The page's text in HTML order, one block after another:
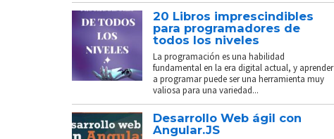
20 Libros imprescindibles
para programadores de
todos los niveles
La programación es una habilidad
fundamental en la era digital actual, y aprender
a programar puede ser una herramienta muy
valiosa para una variedad...
Desarrollo Web ágil con
Angular.JS